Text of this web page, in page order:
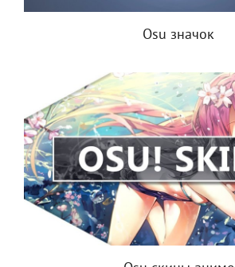
Osu значок